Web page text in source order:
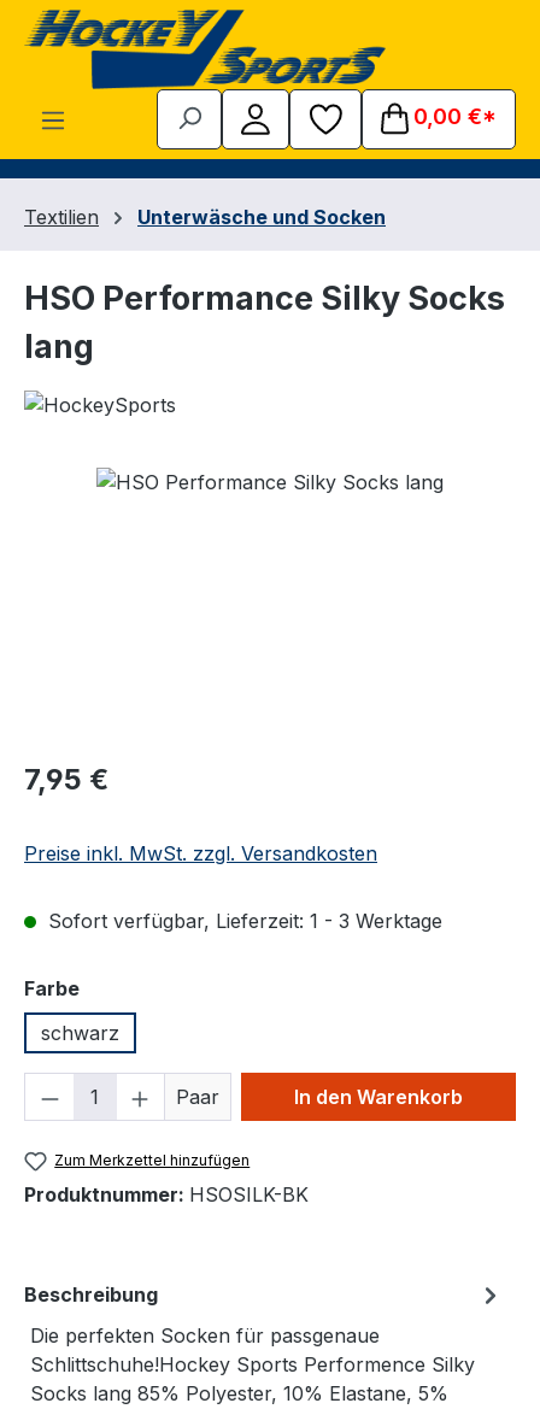
Zum Hauptinhalt springen
0,00 €*
Textilien Unterwäsche und Socken
HSO Performance Silky Socks
lang
Bildergalerie überspringen
Regulärer Preis:
7,95 €
Preise inkl. MwSt. zzgl. Versandkosten
Sofort verfügbar, Lieferzeit: 1 - 3 Werktage
Farbeauswählen
schwarz
Produkt Anzahl: Gib den
Paar In den Warenkorb
Zum Merkzettel hinzufügen
Produktnummer: HSOSILK-BK
Beschreibung
Die perfekten Socken für passgenaue
Schlittschuhe!Hockey Sports Performence Silky
Socks lang 85% Polyester, 10% Elastane, 5%